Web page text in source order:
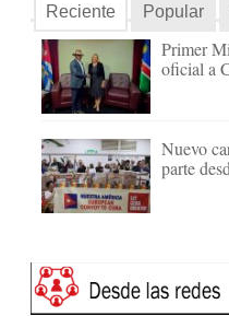
Reciente Popular
Primer
oficial a
Nuevo
parte